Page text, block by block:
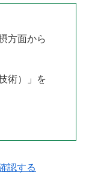
方面から
術）」を
認する